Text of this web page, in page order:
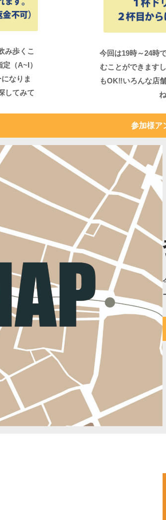
み歩くこ
（A~I）
なりま
してみて
今回は19時～24時
むことができます
もOK‼いろんな店
ね
参加様ア